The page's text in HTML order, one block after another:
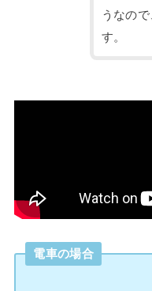
うなの
す。
電車の場合